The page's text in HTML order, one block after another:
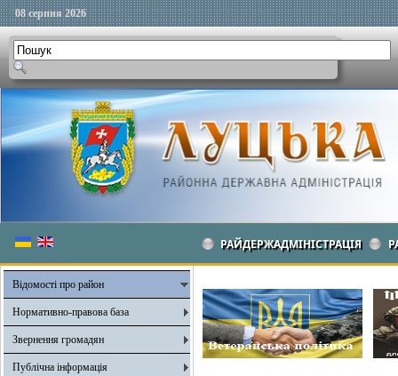
08 серпня 2026
РАЙДЕРЖАДМІНІСТРАЦІЯ
Відомості про район
Нормативно-правова база
Звернення громадян
Публічна інформація